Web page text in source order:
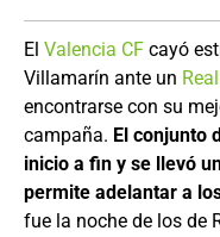
El Valencia CF cayó
Villamarín ante un
encontrarse con su
campaña. El conjunto
inicio a fin y se llevó
permite adelantar a
fue la noche de los de